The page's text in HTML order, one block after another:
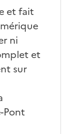
et fait
ni
et
sur
Pont